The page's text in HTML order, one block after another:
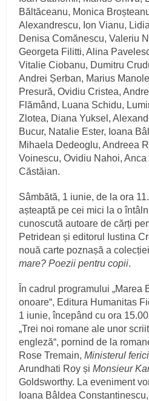
Băltăceanu, Monica
Alexandrescu, Ion Vianu,
Denisa Comănescu, Valeriu
Georgeta Filitti, Alina
Vitalie Ciobanu, Dumitru
Andrei Șerban, Marius
Presură, Ovidiu Cristea,
Flămând, Luana Schidu,
Zlotea, Diana Yuksel,
Bucur, Natalie Ester, Ioana
Mihaela Dedeoglu, Andreea
Voinescu, Ovidiu Nahoi,
Căstăian.
Sâmbătă, 1 iunie, de la ora
așteaptă pe cei mici la o
cunoscută autoare de cărți
Petridean și editorul Iustina
nouă carte poznașă a
mare? Poezii pentru copii.
În cadrul programului „Marea
onoare“, Editura Humanitas
1 iunie, începând cu ora
„Trei noi romane ale unor
engleză“, pornind de la
Rose Tremain,Ministerul
Arundhati Roy șiMonsieur
Goldsworthy. La eveniment
Ioana Bâldea